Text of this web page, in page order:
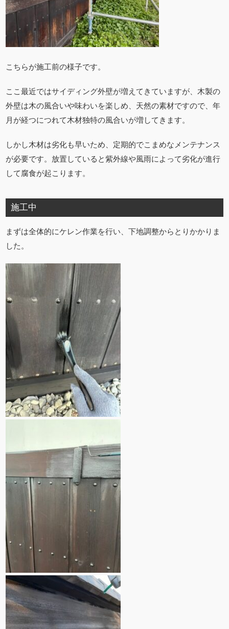
こちらが施工前の様子です。
ここ最近ではサイディング外壁が増えてきていますが、木製の
外壁は木の風合いや味わいを楽しめ、天然の素材ですので、年
月が経つにつれて木材独特の風合いが増してきます。
しかし木材は劣化も早いため、定期的でこまめなメンテナンス
が必要です。放置していると紫外線や風雨によって劣化が進行
して腐食が起こります。
施工中
まずは全体的にケレン作業を行い、下地調整からとりかかりま
した。